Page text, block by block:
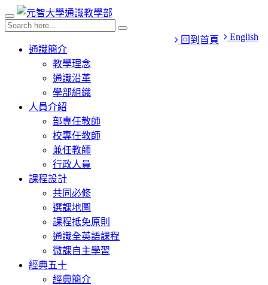
English
回到首頁
通識簡介
教學理念
通識沿革
學部組織
人員介紹
部專任教師
校專任教師
兼任教師
行政人員
課程設計
共同必修
選課地圖
課程抵免原則
通識全英語課程
微課自主學習
經典五十
經典簡介